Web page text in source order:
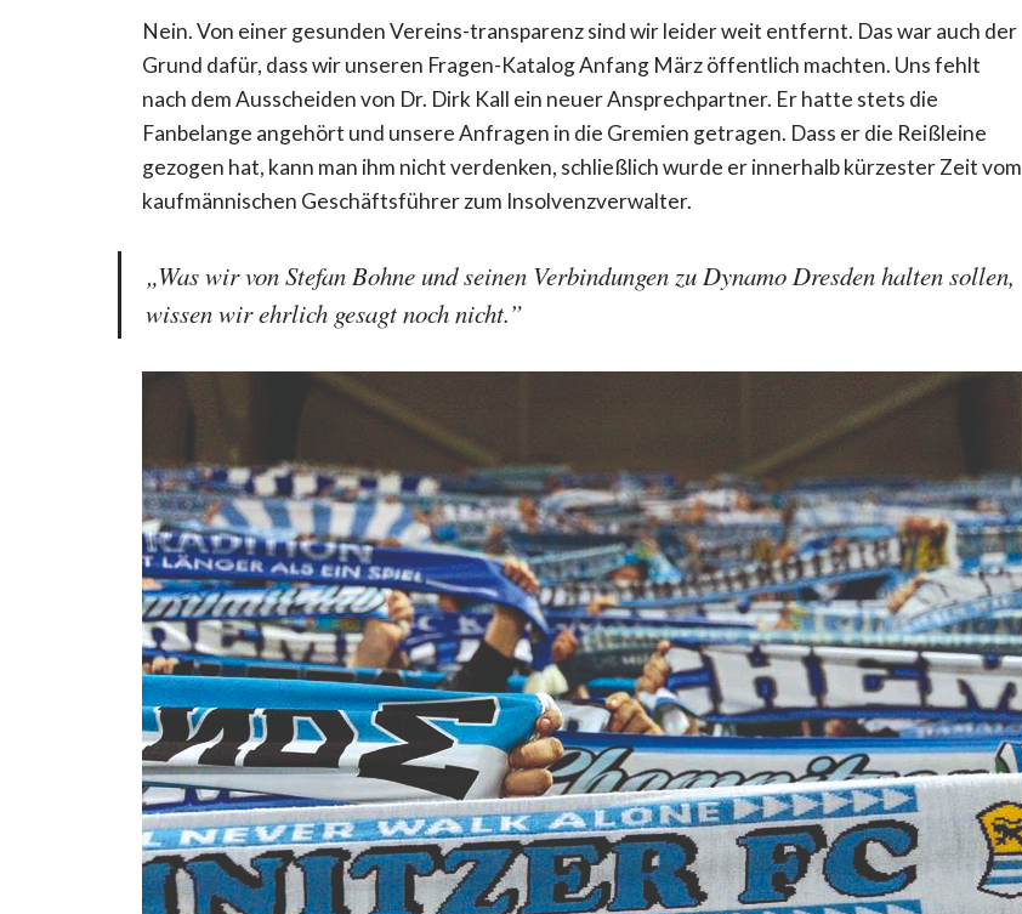
Nein. Von einer gesunden Vereins-transparenz sind wir leider weit entfernt. Das war auch der
Grund dafür, dass wir unseren Fragen-Katalog Anfang März öffentlich machten. Uns fehlt
nach dem Ausscheiden von Dr. Dirk Kall ein neuer Ansprechpartner. Er hatte stets die
Fanbelange angehört und unsere Anfragen in die Gremien getragen. Dass er die Reißleine
gezogen hat, kann man ihm nicht verdenken, schließlich wurde er innerhalb kürzester Zeit vom
kaufmännischen Geschäftsführer zum Insolvenzverwalter.
„Was wir von Stefan Bohne und seinen Verbindungen zu Dynamo Dresden halten sollen,
wissen wir ehrlich gesagt noch nicht.”